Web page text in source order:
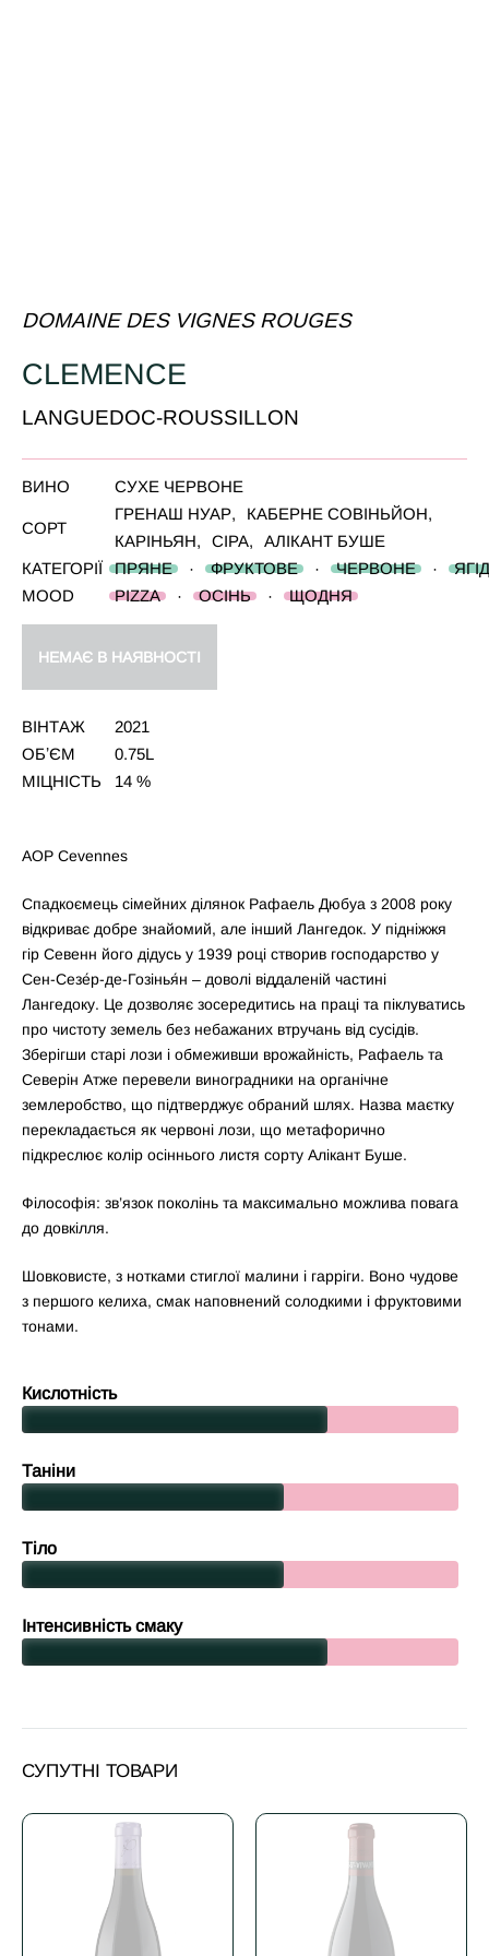
DOMAINE DES VIGNES ROUGES
CLEMENCE
LANGUEDOC-ROUSSILLON
ВИНО СУХЕ ЧЕРВОНЕ
СОРТ
ГРЕНАШ НУАР, КАБЕРНЕ СОВІНЬЙОН,
КАРІНЬЯН, СІРА,
АЛІКАНТ БУШЕ
КАТЕГОРІЇ
ПРЯНЕ · ФРУКТОВЕ · ЧЕРВОНЕ ·
MOOD
PIZZA · ОСІНЬ · ЩОДНЯ
НЕМАЄ В НАЯВНОСТІ
ВІНТАЖ
2021
ОБʼЄМ
0.75L
МІЦНІСТЬ
14 %
AOP Cevennes
Спадкоємець сімейних ділянок Рафаель Дюбуа з 2008 року
відкриває добре знайомий, але інший Лангедок. У підніжжя
гір Севенн його дідусь у 1939 році створив господарство у
Сен-Сезе́р-де-Гозінья́н – доволі віддаленій частині
Лангедоку. Це дозволяє зосередитись на праці та піклуватись
про чистоту земель без небажаних втручань від сусідів.
Зберігши старі лози і обмеживши врожайність, Рафаель та
Северін Атже перевели виноградники на органічне
землеробство, що підтверджує обраний шлях. Назва маєтку
перекладається як червоні лози, що метафорично
підкреслює колір осіннього листя сорту Алікант Буше.
Філософія: зв’язок поколінь та максимально можлива повага
до довкілля.
Шовковисте, з нотками стиглої малини і гарріги. Воно чудове
з першого келиха, смак наповнений солодкими і фруктовими
тонами.
Кислотність
Таніни
Тіло
Інтенсивність смаку
СУПУТНІ ТОВАРИ